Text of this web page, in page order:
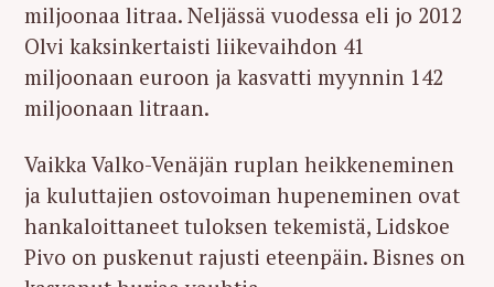
miljoonaa litraa. Neljässä vuodessa eli jo 2012
Olvi kaksinkertaisti liikevaihdon 41
miljoonaan euroon ja kasvatti myynnin 142
miljoonaan litraan.
Vaikka Valko-Venäjän ruplan heikkeneminen
ja kuluttajien ostovoiman hupeneminen ovat
hankaloittaneet tuloksen tekemistä, Lidskoe
Pivo on puskenut rajusti eteenpäin. Bisnes on